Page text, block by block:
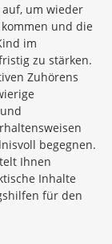
um wieder
und die
im
zu stärken.
Zuhörens
begegnen.
Ihnen
Inhalte
für den